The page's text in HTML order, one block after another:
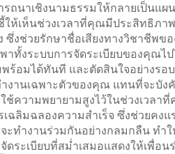
ถนาเชิงนามธรรมให้กลายเป็น
ห้เห็นช่วงเวลาที่คุณมีประสิทธิภ
งช่วยรักษาชื่อเสียงทางวิชาชีพข
งระบบการจัดระเบียบของคุณไ
อมได้ทันที และตัดสินใจอย่างร
งานเฉพาะตัวของคุณ แทนที่จะบั
ความพยายามสูงไว้ในช่วงเวล
มฉลองความสำเร็จ ซึ่งช่วยคงแ
ำงานร่วมกันอย่างกลมกลืน ทำ
ระเบียบที่สม่ำเสมอแสดงให้เพื่